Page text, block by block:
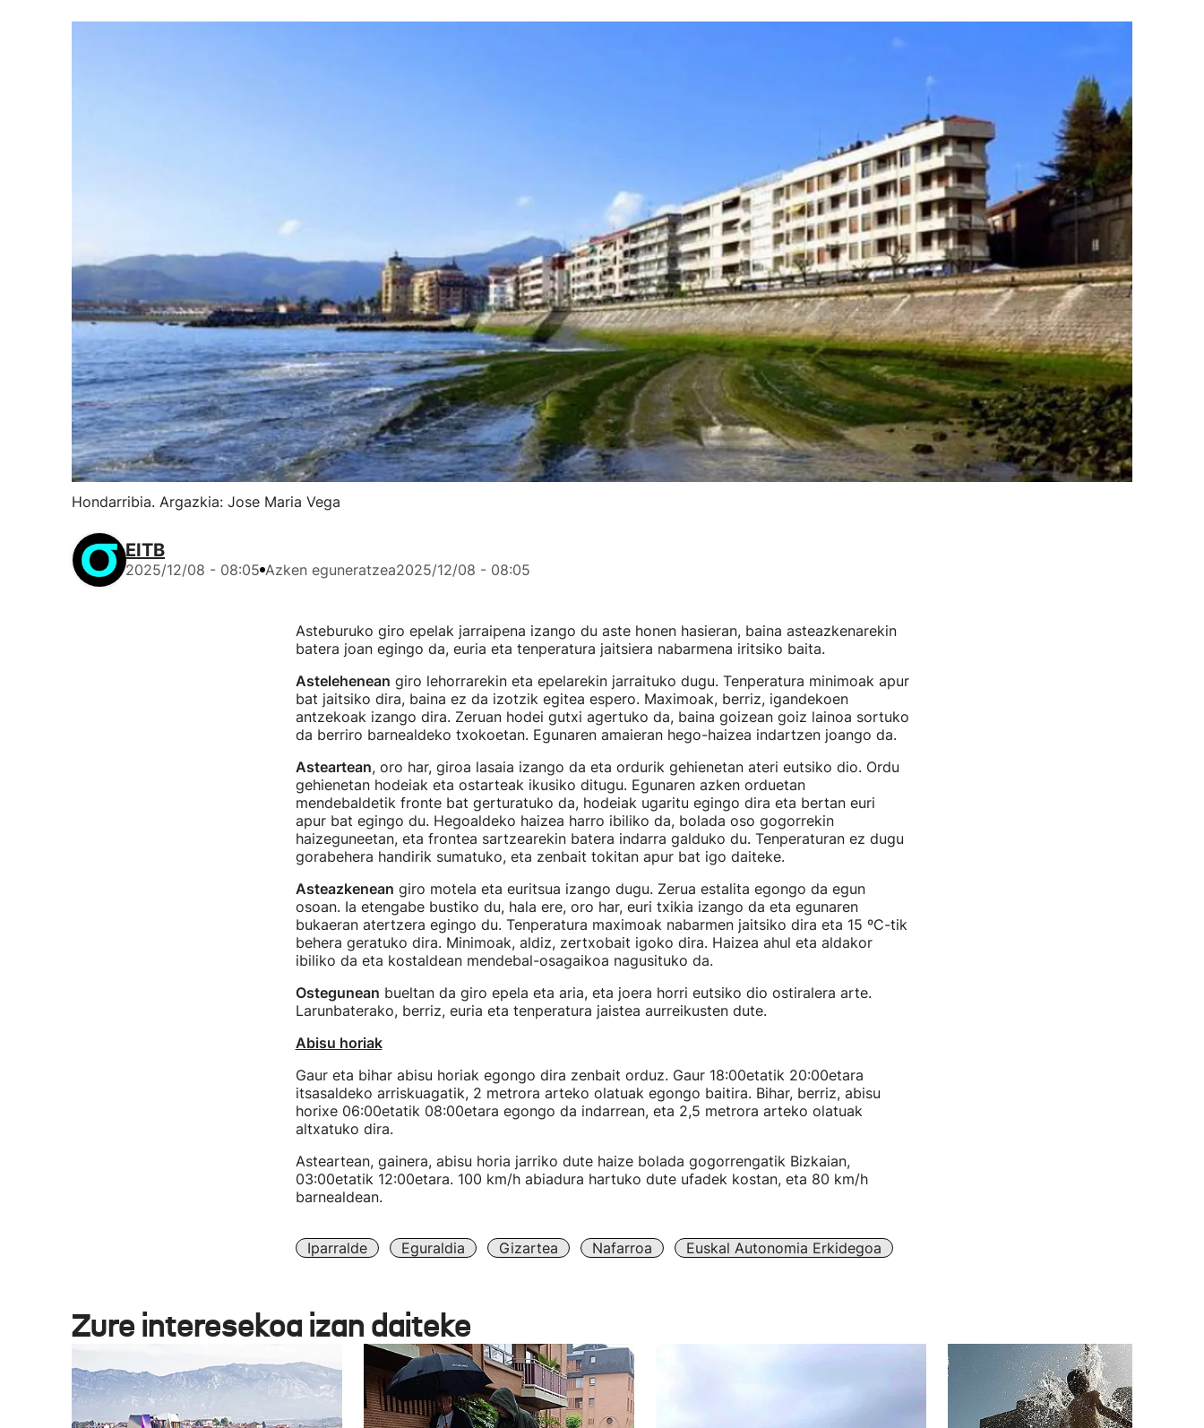
Hondarribia. Argazkia: Jose Maria Vega
EITB
2025/12/08 - 08:05 Azken eguneratzea2025/12/08 - 08:05
Asteburuko giro epelak jarraipena izango du aste honen hasieran, baina asteazkenarekin
batera joan egingo da, euria eta tenperatura jaitsiera nabarmena iritsiko baita.
Astelehenean giro lehorrarekin eta epelarekin jarraituko dugu. Tenperatura minimoak apur
bat jaitsiko dira, baina ez da izotzik egitea espero. Maximoak, berriz, igandekoen
antzekoak izango dira. Zeruan hodei gutxi agertuko da, baina goizean goiz lainoa sortuko
da berriro barnealdeko txokoetan. Egunaren amaieran hego-haizea indartzen joango da.
Asteartean, oro har, giroa lasaia izango da eta ordurik gehienetan ateri eutsiko dio. Ordu
gehienetan hodeiak eta ostarteak ikusiko ditugu. Egunaren azken orduetan
mendebaldetik fronte bat gerturatuko da, hodeiak ugaritu egingo dira eta bertan euri
apur bat egingo du. Hegoaldeko haizea harro ibiliko da, bolada oso gogorrekin
haizeguneetan, eta frontea sartzearekin batera indarra galduko du. Tenperaturan ez dugu
gorabehera handirik sumatuko, eta zenbait tokitan apur bat igo daiteke.
Asteazkenean giro motela eta euritsua izango dugu. Zerua estalita egongo da egun
osoan. Ia etengabe bustiko du, hala ere, oro har, euri txikia izango da eta egunaren
bukaeran atertzera egingo du. Tenperatura maximoak nabarmen jaitsiko dira eta 15 ºC-tik
behera geratuko dira. Minimoak, aldiz, zertxobait igoko dira. Haizea ahul eta aldakor
ibiliko da eta kostaldean mendebal-osagaikoa nagusituko da.
Ostegunean bueltan da giro epela eta aria, eta joera horri eutsiko dio ostiralera arte.
Larunbaterako, berriz, euria eta tenperatura jaistea aurreikusten dute.
Abisu horiak
Gaur eta bihar abisu horiak egongo dira zenbait orduz. Gaur 18:00etatik 20:00etara
itsasaldeko arriskuagatik, 2 metrora arteko olatuak egongo baitira. Bihar, berriz, abisu
horixe 06:00etatik 08:00etara egongo da indarrean, eta 2,5 metrora arteko olatuak
altxatuko dira.
Asteartean, gainera, abisu horia jarriko dute haize bolada gogorrengatik Bizkaian,
03:00etatik 12:00etara. 100 km/h abiadura hartuko dute ufadek kostan, eta 80 km/h
barnealdean.
Iparralde Eguraldia Gizartea Nafarroa Euskal Autonomia Erkidegoa
Zure interesekoa izan daiteke